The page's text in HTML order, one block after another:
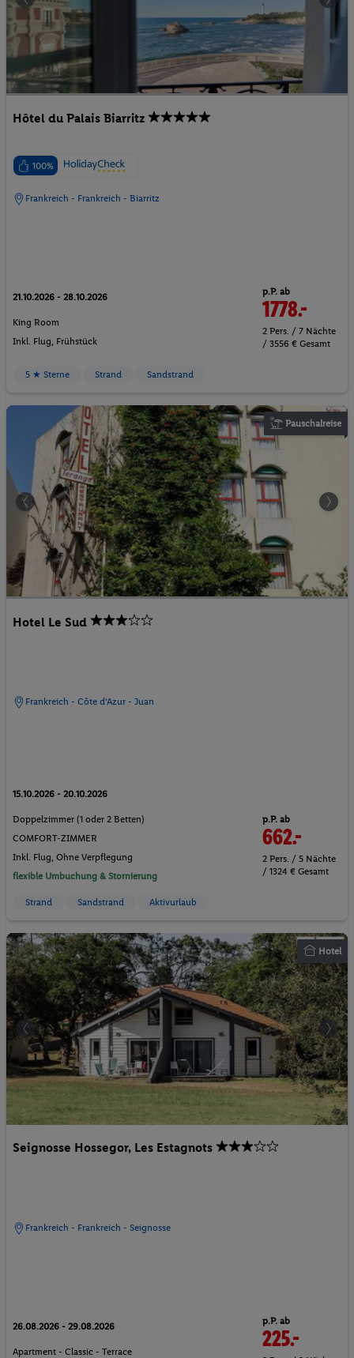
Hôtel du Palais Biarritz
100%
Frankreich - Frankreich - Biarritz
21.10.2026 - 28.10.2026
King Room
Inkl. Flug, Frühstück
p.P. ab
1778.-
2 Pers. / 7 Nächte
/ 3556 € Gesamt
5 ★ Sterne Strand Sandstrand
Pauschalreise
Hotel Le Sud
Frankreich - Côte d'Azur - Juan
15.10.2026 - 20.10.2026
Doppelzimmer (1 oder 2 Betten)
COMFORT-ZIMMER
Inkl. Flug, Ohne Verpflegung
flexible Umbuchung & Stornierung
p.P. ab
662.-
2 Pers. / 5 Nächte
/ 1324 € Gesamt
Strand Sandstrand Aktivurlaub
Hotel
Seignosse Hossegor, Les Estagnots
Frankreich - Frankreich - Seignosse
26.08.2026 - 29.08.2026
Apartment - Classic - Terrace
p.P. ab
225.-